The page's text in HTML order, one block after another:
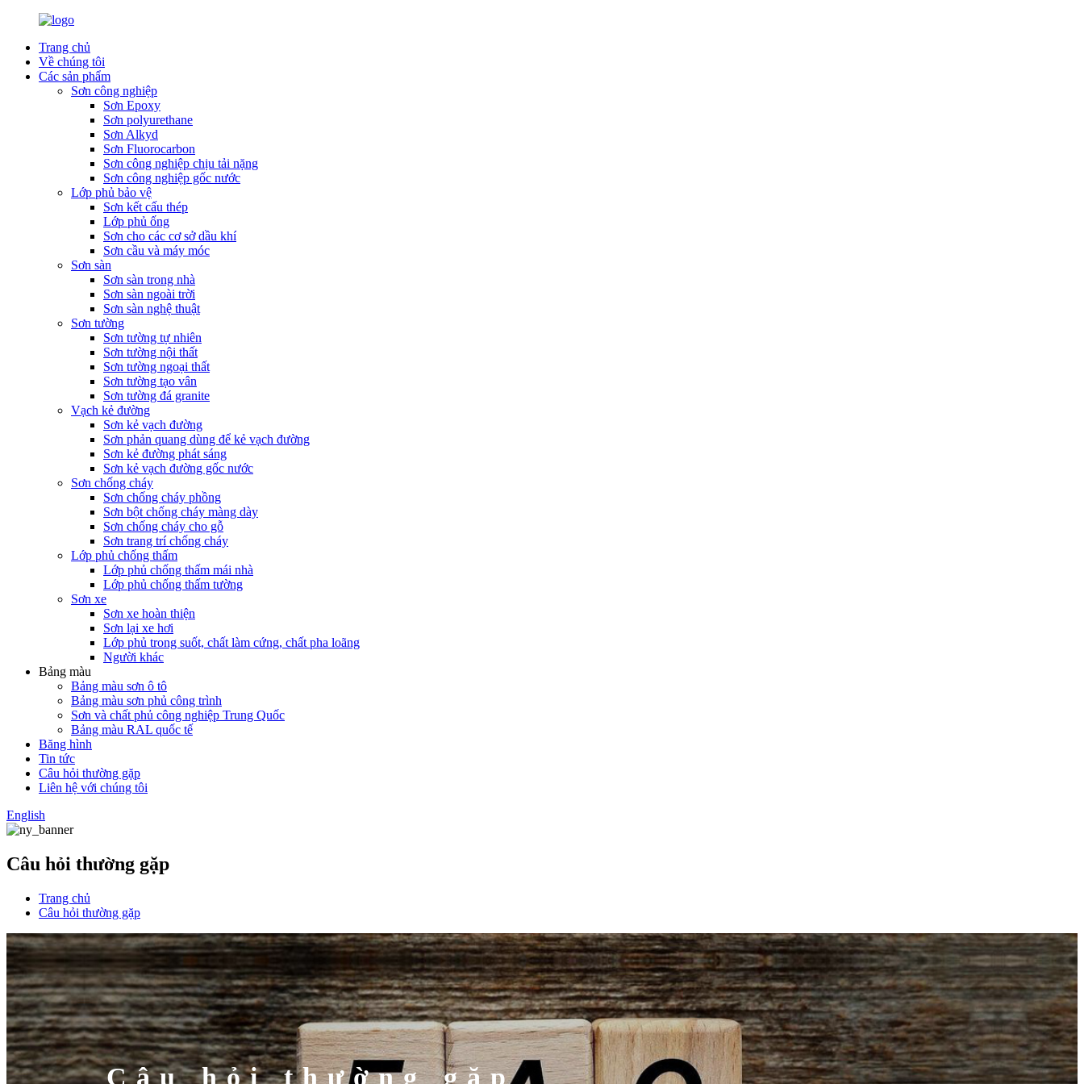
Trang chủ
Về chúng tôi
Các sản phẩm
Sơn công nghiệp
Sơn Epoxy
Sơn polyurethane
Sơn Alkyd
Sơn Fluorocarbon
Sơn công nghiệp chịu tải nặng
Sơn công nghiệp gốc nước
Lớp phủ bảo vệ
Sơn kết cấu thép
Lớp phủ ống
Sơn cho các cơ sở dầu khí
Sơn cầu và máy móc
Sơn sàn
Sơn sàn trong nhà
Sơn sàn ngoài trời
Sơn sàn nghệ thuật
Sơn tường
Sơn tường tự nhiên
Sơn tường nội thất
Sơn tường ngoại thất
Sơn tường tạo vân
Sơn tường đá granite
Vạch kẻ đường
Sơn kẻ vạch đường
Sơn phản quang dùng để kẻ vạch đường
Sơn kẻ đường phát sáng
Sơn kẻ vạch đường gốc nước
Sơn chống cháy
Sơn chống cháy phồng
Sơn bột chống cháy màng dày
Sơn chống cháy cho gỗ
Sơn trang trí chống cháy
Lớp phủ chống thấm
Lớp phủ chống thấm mái nhà
Lớp phủ chống thấm tường
Sơn xe
Sơn xe hoàn thiện
Sơn lại xe hơi
Lớp phủ trong suốt, chất làm cứng, chất pha loãng
Người khác
Bảng màu
Bảng màu sơn ô tô
Bảng màu sơn phủ công trình
Sơn và chất phủ công nghiệp Trung Quốc
Bảng màu RAL quốc tế
Băng hình
Tin tức
Câu hỏi thường gặp
Liên hệ với chúng tôi
English
Câu hỏi thường gặp
Trang chủ
Câu hỏi thường gặp
Câu hỏi thường gặp